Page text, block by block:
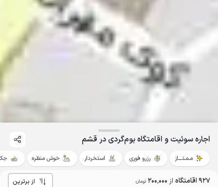
اجاره سوئیت و اقامتگاه بوم‌گردی در قشم
مـمـتــــاز رزرو فوری استخردار خوش منظره
927 اقامتگاه از 200٬000 تومان از برترین